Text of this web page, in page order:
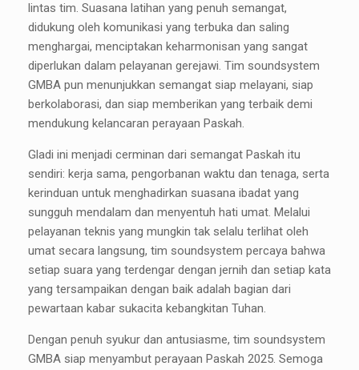
lintas tim. Suasana latihan yang penuh semangat,
didukung oleh komunikasi yang terbuka dan saling
menghargai, menciptakan keharmonisan yang sangat
diperlukan dalam pelayanan gerejawi. Tim soundsystem
GMBA pun menunjukkan semangat siap melayani, siap
berkolaborasi, dan siap memberikan yang terbaik demi
mendukung kelancaran perayaan Paskah.
Gladi ini menjadi cerminan dari semangat Paskah itu
sendiri: kerja sama, pengorbanan waktu dan tenaga, serta
kerinduan untuk menghadirkan suasana ibadat yang
sungguh mendalam dan menyentuh hati umat. Melalui
pelayanan teknis yang mungkin tak selalu terlihat oleh
umat secara langsung, tim soundsystem percaya bahwa
setiap suara yang terdengar dengan jernih dan setiap kata
yang tersampaikan dengan baik adalah bagian dari
pewartaan kabar sukacita kebangkitan Tuhan.
Dengan penuh syukur dan antusiasme, tim soundsystem
GMBA siap menyambut perayaan Paskah 2025. Semoga